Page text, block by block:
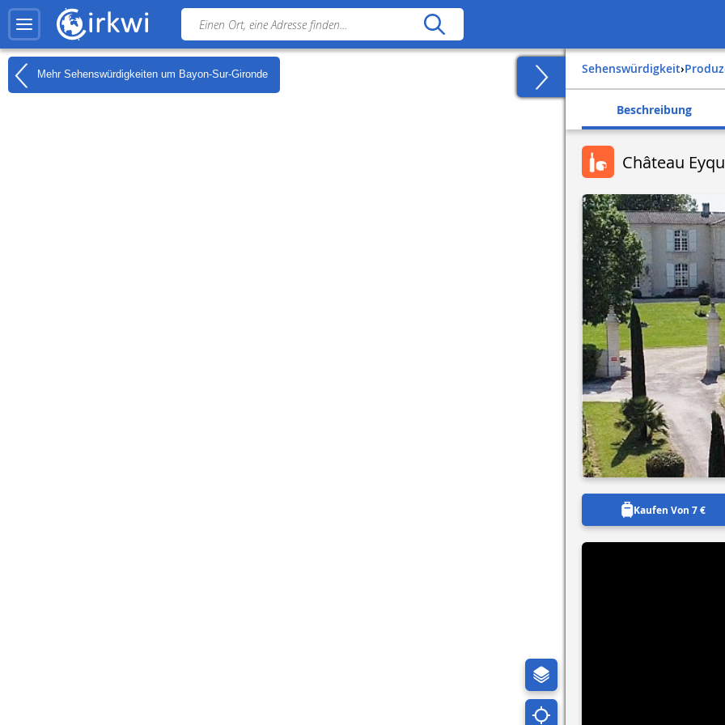
Mehr Sehenswürdigkeiten um Bayon-Sur-Gironde Sehenswürdigkeit›
Beschreibung
Château
Kaufen Von 7 €